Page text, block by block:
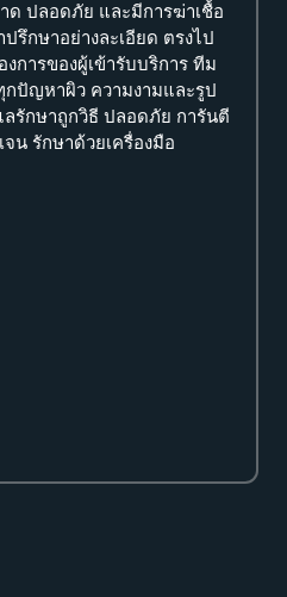
ด ปลอดภัย และมีการฆ่าเชื้อ
รึกษาอย่างละเอียด ตรงไป
การของผู้เข้ารับบริการ ทีม
กปัญหาผิว ความงามและรูป
ลรักษาถูกวิธี ปลอดภัย การันตี
น รักษาด้วยเครื่องมือ